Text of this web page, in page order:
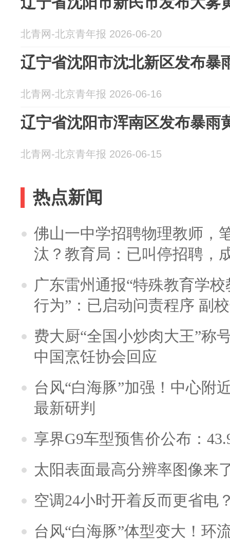
北青网-北京青年报 2026-06-20
辽宁省沈阳市沈北新区发布暴
北青网-北京青年报 2026-06-16
辽宁省沈阳市浑南区发布暴雨
北青网-北京青年报 2026-06-15
热点新闻
佛山一中学招聘物理教师，
汰？教育局：已叫停招聘，
广东雷州通报“特殊教育学
行为”：已启动问责程序 副
费大厨“全国小炒肉大王”称
中国烹饪协会回应
台风“白海豚”加强！中心附
最新研判
享界G9车型预售价公布：
太阳表面最高分辨率图像来
空调24小时开着反而更省电
台风“白海豚”体型变大！环